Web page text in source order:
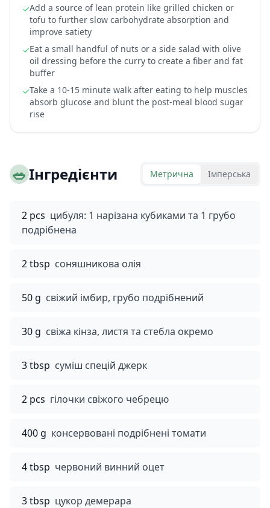
✓Add a source of lean protein like grilled chicken or
tofu to further slow carbohydrate absorption and
improve satiety
✓Eat a small handful of nuts or a side salad with olive
oil dressing before the curry to create a fiber and fat
buffer
✓Take a 10-15 minute walk after eating to help muscles
absorb glucose and blunt the post-meal blood sugar
rise
🥗Інгредієнти Метрична Імперська
2 pcs цибуля: 1 нарізана кубиками та 1 грубо
подрібнена
2 tbsp соняшникова олія
50 g свіжий імбир, грубо подрібнений
30 g свіжа кінза, листя та стебла окремо
3 tbsp суміш спецій джерк
2 pcs гілочки свіжого чебрецю
400 g консервовані подрібнені томати
4 tbsp червоний винний оцет
3 tbsp цукор демерара